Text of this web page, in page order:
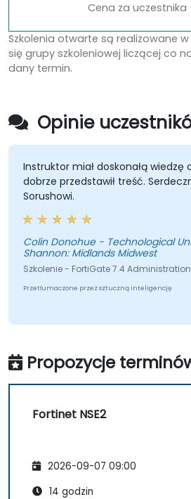
Cena za
Szkolenia otwarte są realizowane
się grupy szkoleniowej liczącej co
dany termin.
Opinie
Instruktor miał doskonałą wiedzę
dobrze przedstawił treść.
Sorushowi.
Colin Donohue - Technological University of the
Shannon: Midlands Midwest
Szkolenie - FortiGate 7.4 Administration
Przetłumaczone przez sztuczną inteligencję
Propozycje
Fortinet NSE2
2026-09-07 09:00
14 godzin